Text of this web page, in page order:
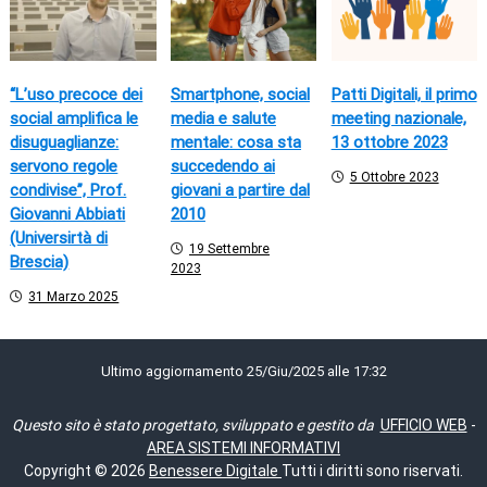
a
z
i
o
n
e
a
r
t
c
o
“L’uso precoce dei
social amplifica le
disuguaglianze:
servono regole
condivise”, Prof.
Giovanni Abbiati
(Universirtà di
Brescia)
31 Marzo 2025
Smartphone, social
media e salute
mentale: cosa sta
succedendo ai
giovani a partire dal
2010
19 Settembre
2023
Patti Digitali, il primo
meeting nazionale,
13 ottobre 2023
5 Ottobre 2023
Ultimo aggiornamento 25/Giu/2025 alle 17:32
Questo sito è stato progettato, sviluppato e gestito da UFFICIO WEB -
AREA SISTEMI INFORMATIVI
Copyright © 2026 Benessere Digitale Tutti i diritti sono riservati.